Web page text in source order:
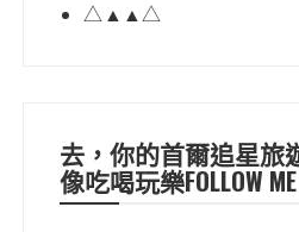
△▲▲△
去，你的首爾追星旅
像吃喝玩樂FOLLOW